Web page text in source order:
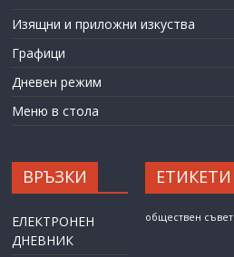
Изящни и приложни изкуства
Графици
Дневен режим
Меню в стола
ВРЪЗКИ
ЕЛЕКТРОНЕН
ДНЕВНИК
ЕТИКЕТИ
обществен съвет